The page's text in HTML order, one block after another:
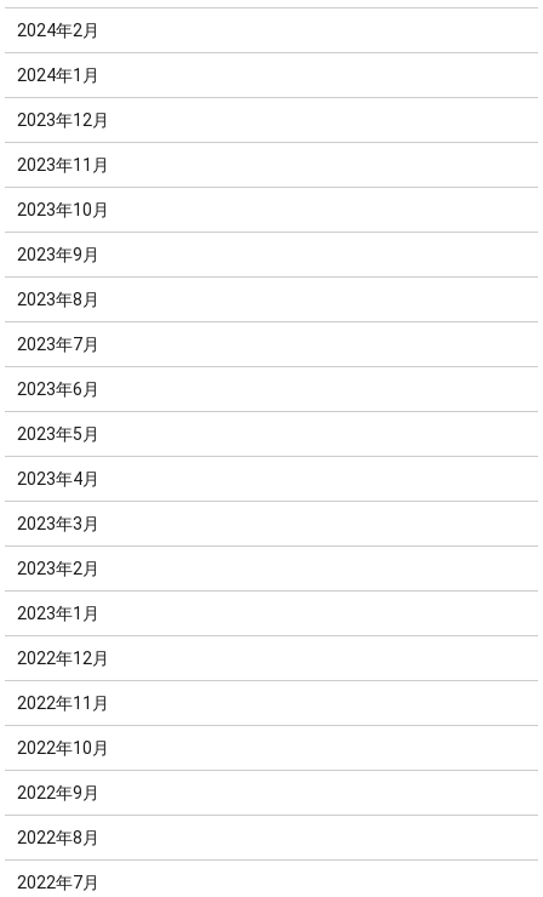
2024年2月
2024年1月
2023年12月
2023年11月
2023年10月
2023年9月
2023年8月
2023年7月
2023年6月
2023年5月
2023年4月
2023年3月
2023年2月
2023年1月
2022年12月
2022年11月
2022年10月
2022年9月
2022年8月
2022年7月